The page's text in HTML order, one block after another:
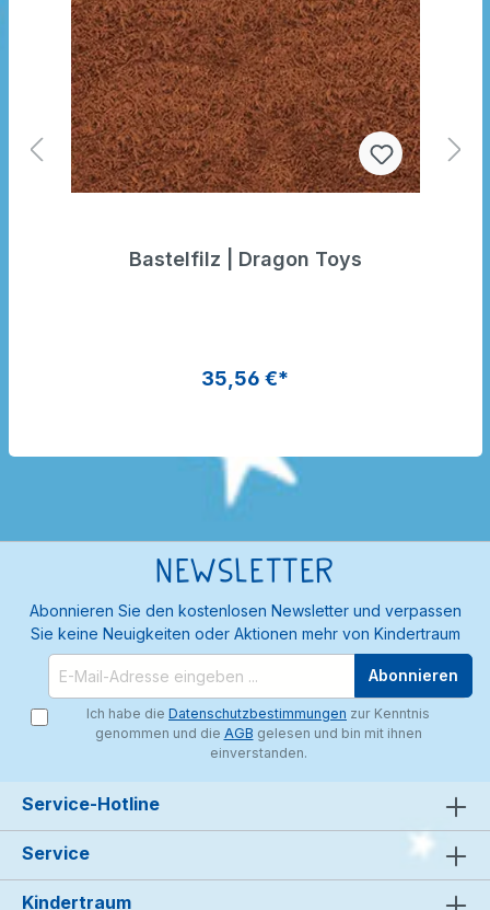
Bastelfilz | Dragon Toys
35,56 €*
Newsletter
Abonnieren Sie den kostenlosen Newsletter und verpassen
Sie keine Neuigkeiten oder Aktionen mehr von Kindertraum
Abonnieren
Ich habe die Datenschutzbestimmungen zur Kenntnis
genommen und die AGB gelesen und bin mit ihnen
einverstanden.
Service-Hotline
Service
Kindertraum